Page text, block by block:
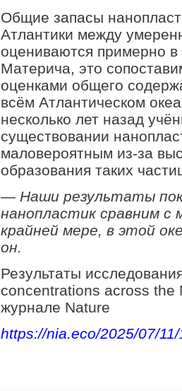
Общие запасы
Атлантики между
оцениваются примерно
Материча, это
оценками общего
всём Атлантическом
несколько лет назад
существовании
маловероятным из-за
образования таких
— Наши результаты
нанопластик сравним с
крайней мере, в этой
он.
Результаты
concentrations across the
журнале Nature
https://nia.eco/2025/07/